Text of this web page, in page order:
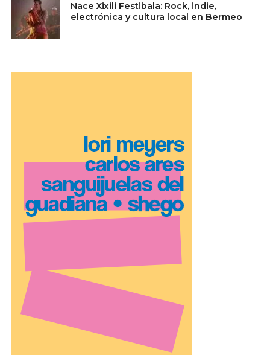
Nace Xixili Festibala: Rock, indie,
electrónica y cultura local en Bermeo